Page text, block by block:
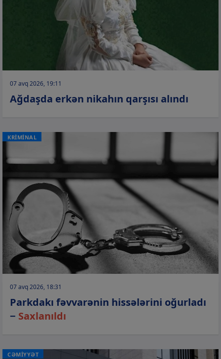
07 avq 2026, 19:11
Ağdaşda erkən nikahın qarşısı alındı
KRİMİNAL
07 avq 2026, 18:31
Parkdakı fəvvarənin hissələrini oğurladı
− Saxlanıldı
CƏMİYYƏT